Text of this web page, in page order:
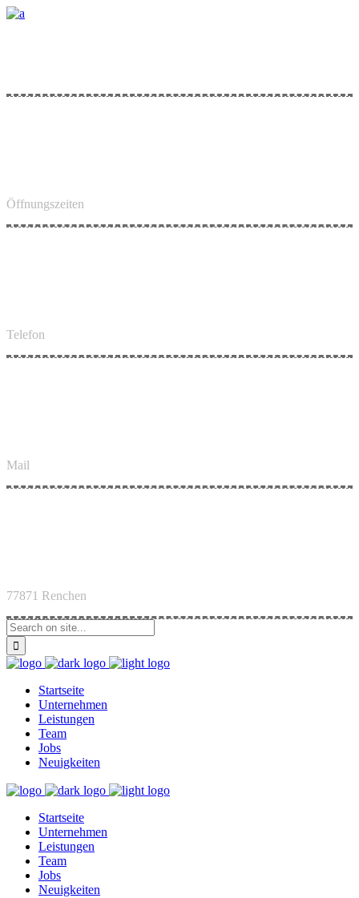
Öffnungszeiten
Telefon
Mail
77871 Renchen
Startseite
Unternehmen
Leistungen
Team
Jobs
Neuigkeiten
Startseite
Unternehmen
Leistungen
Team
Jobs
Neuigkeiten